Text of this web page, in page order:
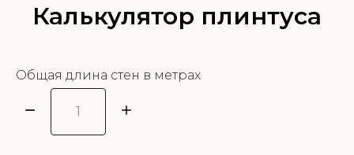
Калькулятор плинтуса
Общая длина стен в метрах